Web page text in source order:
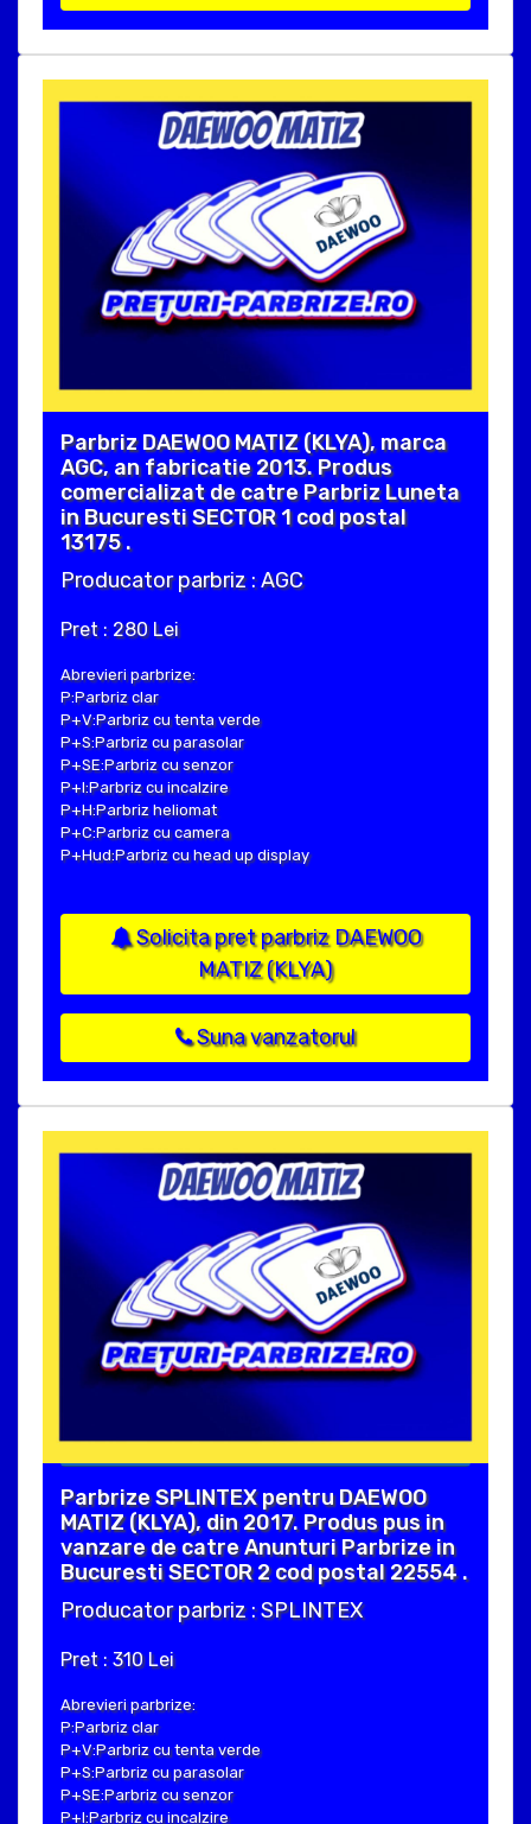
Parbriz DAEWOO MATIZ (KLYA), marca
AGC, an fabricatie 2013. Produs
comercializat de catre Parbriz Luneta
in Bucuresti SECTOR 1 cod postal
13175 .
Producator parbriz : AGC
Pret : 280 Lei
Abrevieri parbrize:
P:Parbriz clar
P+V:Parbriz cu tenta verde
P+S:Parbriz cu parasolar
P+SE:Parbriz cu senzor
P+I:Parbriz cu incalzire
P+H:Parbriz heliomat
P+C:Parbriz cu camera
P+Hud:Parbriz cu head up display
Solicita pret parbriz DAEWOO
MATIZ (KLYA)
Suna vanzatorul
Parbrize SPLINTEX pentru DAEWOO
MATIZ (KLYA), din 2017. Produs pus in
vanzare de catre Anunturi Parbrize in
Bucuresti SECTOR 2 cod postal 22554 .
Producator parbriz : SPLINTEX
Pret : 310 Lei
Abrevieri parbrize:
P:Parbriz clar
P+V:Parbriz cu tenta verde
P+S:Parbriz cu parasolar
P+SE:Parbriz cu senzor
P+I:Parbriz cu incalzire